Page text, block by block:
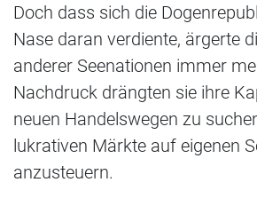
Doch dass sich die
Nase daran verdiente, ärgerte
anderer Seenationen immer
Nachdruck drängten sie ihre
neuen Handelswegen zu
lukrativen Märkte auf eigenen
anzusteuern.